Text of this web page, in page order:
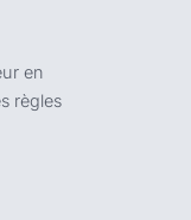
en
règles